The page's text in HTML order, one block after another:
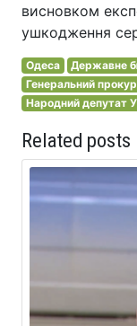
висновком
ушкодження
Одеса
Державне
Генеральний
Народний депутат
Related posts